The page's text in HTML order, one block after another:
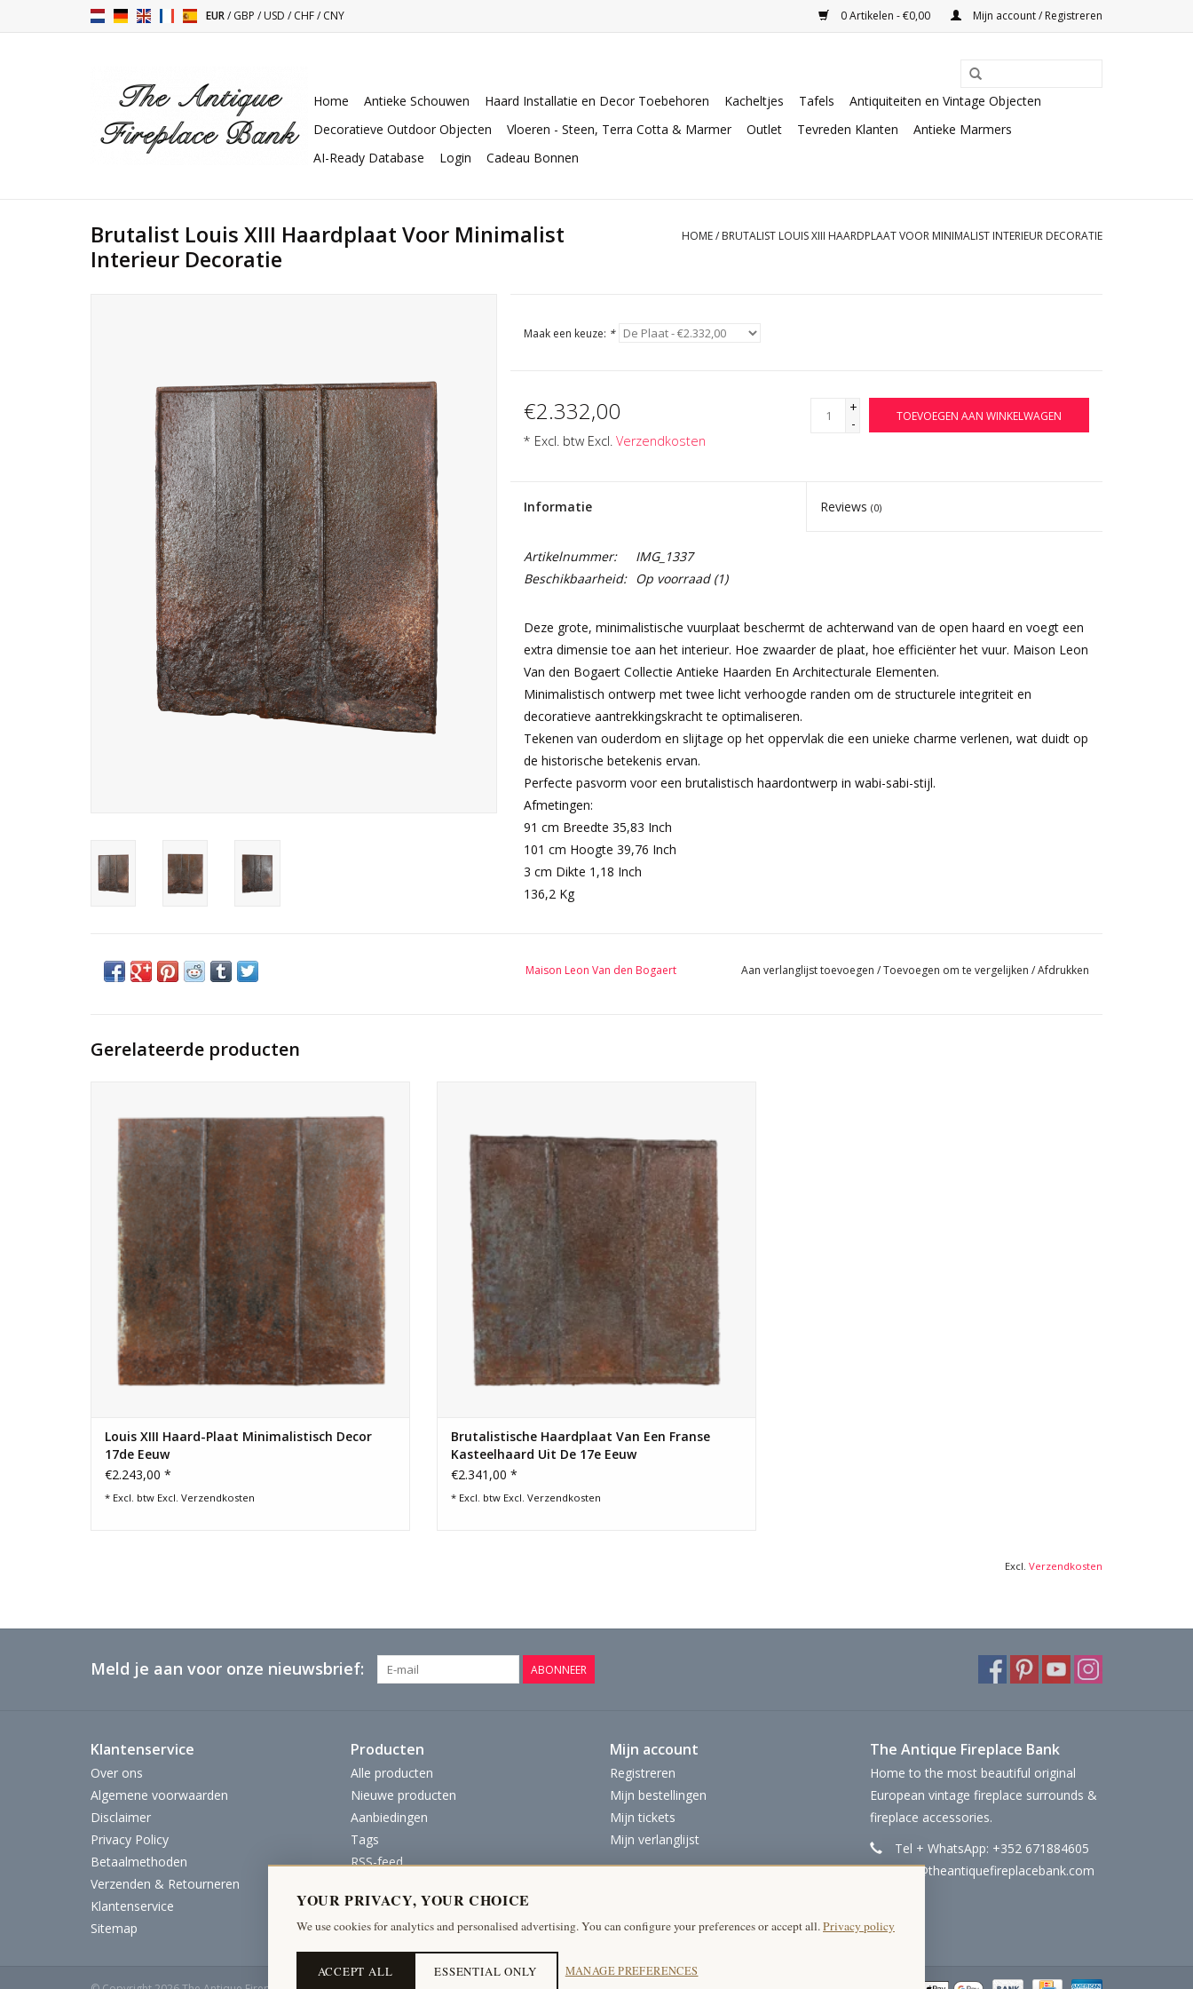
EUR/GBP /USD /CHF/CNY 0 Artikelen - €0,00 Mijn account / Registreren
Home Antieke Schouwen Haard Installatie en Decor Toebehoren Kacheltjes Tafels
Antiquiteiten en Vintage Objecten
Decoratieve Outdoor Objecten
Vloeren - Steen, Terra Cotta & Marmer Outlet Tevreden Klanten
Antieke Marmers
AI-Ready Database
Login Cadeau Bonnen
Brutalist Louis XIII Haardplaat Voor Minimalist
Interieur Decoratie
HOME/ BRUTALIST LOUIS XIII HAARDPLAAT VOOR MINIMALIST INTERIEUR DECORATIE
Maak een keuze: *
€2.332,00
* Excl. btw Excl. Verzendkosten
+
-
TOEVOEGEN AAN WINKELWAGEN
Informatie Reviews(0)
Artikelnummer:
IMG_1337
Beschikbaarheid:
Op voorraad(1)
Deze grote, minimalistische vuurplaat beschermt de achterwand van de open haard en voegt een
extra dimensie toe aan het interieur. Hoe zwaarder de plaat, hoe efficiënter het vuur. Maison Leon
Van den Bogaert Collectie Antieke Haarden En Architecturale Elementen.
Minimalistisch ontwerp met twee licht verhoogde randen om de structurele integriteit en
decoratieve aantrekkingskracht te optimaliseren.
Tekenen van ouderdom en slijtage op het oppervlak die een unieke charme verlenen, wat duidt op
de historische betekenis ervan.
Perfecte pasvorm voor een brutalistisch haardontwerp in wabi-sabi-stijl.
Afmetingen:
91 cm Breedte 35,83 Inch
101 cm Hoogte 39,76 Inch
3 cm Dikte 1,18 Inch
136,2 Kg
Maison Leon Van den Bogaert Aan verlanglijst toevoegen /Toevoegen om te vergelijken /Afdrukken
Gerelateerde producten
interieur. Hoe zwaarder de plaat hoe meer rendement van
het haardvuur. Een authentiek plaat uit de collectie van
Maison leon Van den Bogaert.
TOEVOEGEN AAN WINKELWAGEN
Louis XIII Haard-Plaat Minimalistisch Decor
17de Eeuw
€2.243,00 *
* Excl. btw Excl. Verzendkosten
verdelen. De licht onregelmatige, parallellogramvorm
draagt ​​bij aan de charme.
TOEVOEGEN AAN WINKELWAGEN
Brutalistische Haardplaat Van Een Franse
Kasteelhaard Uit De 17e Eeuw
€2.341,00 *
* Excl. btw Excl. Verzendkosten
Excl. Verzendkosten
Meld je aan voor onze nieuwsbrief: ABONNEER
Klantenservice
Over ons
Algemene voorwaarden
Disclaimer
Privacy Policy
Betaalmethoden
Verzenden & Retourneren
Klantenservice
Sitemap
Producten
Alle producten
Nieuwe producten
Aanbiedingen
Tags
RSS-feed
Mijn account
Registreren
Mijn bestellingen
Mijn tickets
Mijn verlanglijst
The Antique Fireplace Bank
Home to the most beautiful original
European vintage fireplace surrounds &
fireplace accessories.
Tel + WhatsApp: +352 671884605
info@theantiquefireplacebank.com
YOUR PRIVACY, YOUR CHOICE
We use cookies for analytics and personalised advertising. You can configure your preferences or accept all.Privacy policy
ACCEPT ALL ESSENTIAL ONLY MANAGE PREFERENCES